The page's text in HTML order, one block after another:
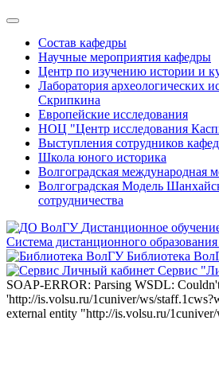
Состав кафедры
Научные мероприятия кафедры
Центр по изучению истории и
Лаборатория археологических
Скрипкина
Европейские исследования
НОЦ "Центр исследования
Выступления сотрудников
Школа юного историка
Волгоградская
Волгоградская Модель
сотрудничества
Дистанционное
Система дистанционного
Библиотека
Сервис
SOAP-ERROR: Parsing WSDL:
'http://is.volsu.ru/1cuniver/ws/
external entity "http://is.volsu.ru/